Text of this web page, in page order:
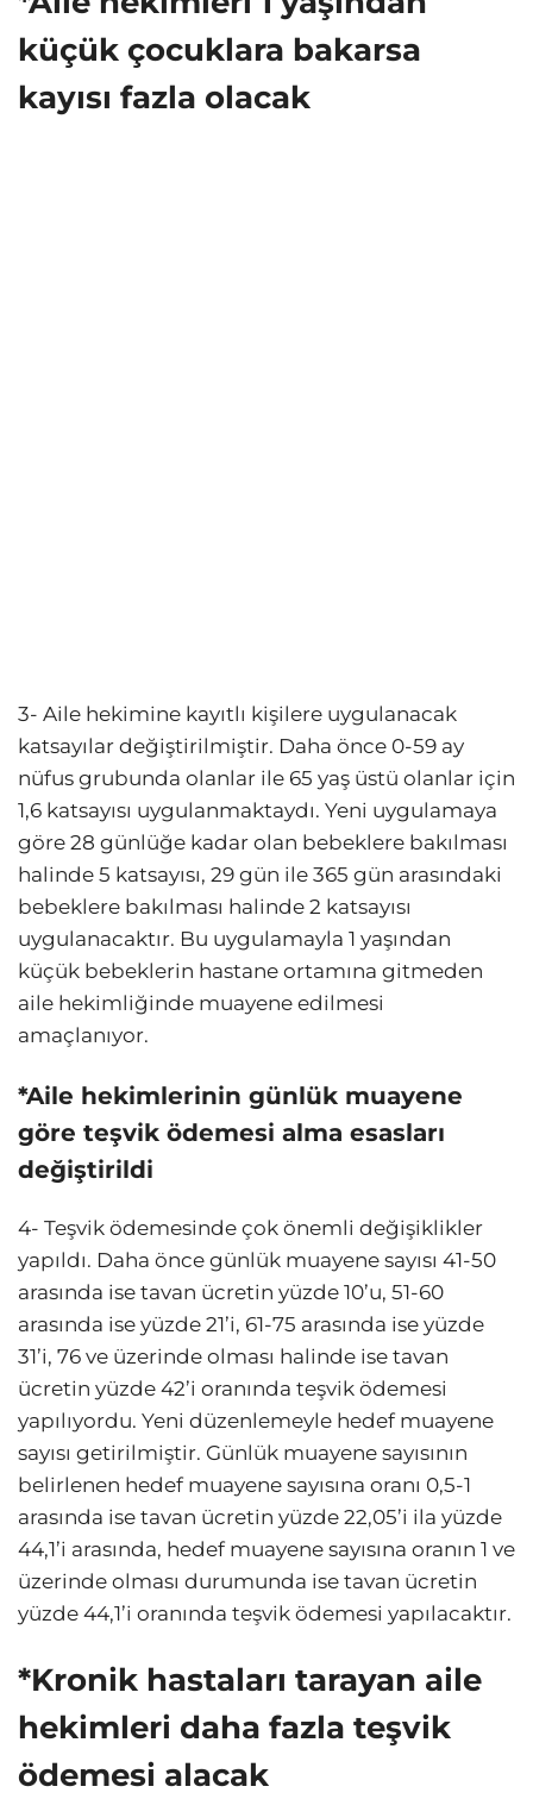
küçük çocuklara bakarsa
kayısı fazla olacak
3- Aile hekimine kayıtlı kişilere uygulanacak
katsayılar değiştirilmiştir. Daha önce 0-59 ay
nüfus grubunda olanlar ile 65 yaş üstü olanlar için
1,6 katsayısı uygulanmaktaydı. Yeni uygulamaya
göre 28 günlüğe kadar olan bebeklere bakılması
halinde 5 katsayısı, 29 gün ile 365 gün arasındaki
bebeklere bakılması halinde 2 katsayısı
uygulanacaktır. Bu uygulamayla 1 yaşından
küçük bebeklerin hastane ortamına gitmeden
aile hekimliğinde muayene edilmesi
amaçlanıyor.
*Aile hekimlerinin günlük muayene
göre teşvik ödemesi alma esasları
değiştirildi
4- Teşvik ödemesinde çok önemli değişiklikler
yapıldı. Daha önce günlük muayene sayısı 41-50
arasında ise tavan ücretin yüzde 10’u, 51-60
arasında ise yüzde 21’i, 61-75 arasında ise yüzde
31’i, 76 ve üzerinde olması halinde ise tavan
ücretin yüzde 42’i oranında teşvik ödemesi
yapılıyordu. Yeni düzenlemeyle hedef muayene
sayısı getirilmiştir. Günlük muayene sayısının
belirlenen hedef muayene sayısına oranı 0,5-1
arasında ise tavan ücretin yüzde 22,05’i ila yüzde
44,1’i arasında, hedef muayene sayısına oranın 1 ve
üzerinde olması durumunda ise tavan ücretin
yüzde 44,1’i oranında teşvik ödemesi yapılacaktır.
*Kronik hastaları tarayan aile
hekimleri daha fazla teşvik
ödemesi alacak